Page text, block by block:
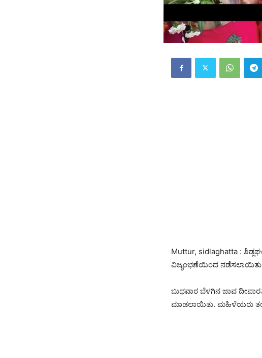
Muttur, sidlaghatta :
ವಿಜೃಂಭಣೆಯಿಂದ
ಬುಧವಾರ ಬೆಳಗಿನ ಜಾವ
ಮಾಡಲಾಯಿತು. ಮಹಿಳೆಯರು